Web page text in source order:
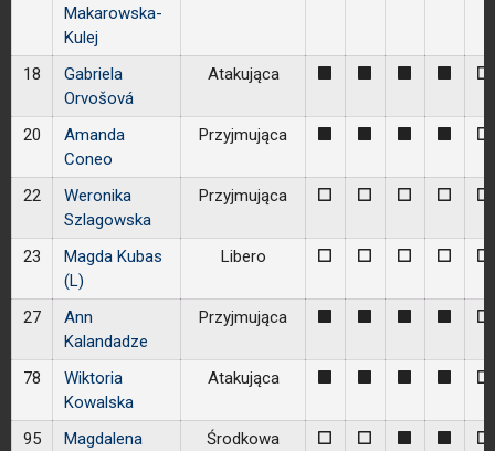
Makarowska-
Kulej
18
Gabriela
Orvošová
Atakująca 0
20
Amanda
Coneo
Przyjmująca 0
22
Weronika
Szlagowska
Przyjmująca 0 0 0 0 0
23
Magda Kubas
(L)
Libero 0 0 0 0 0
27
Ann
Kalandadze
Przyjmująca 0
78
Wiktoria
Kowalska
Atakująca 0
95 Magdalena Środkowa 0 0 0